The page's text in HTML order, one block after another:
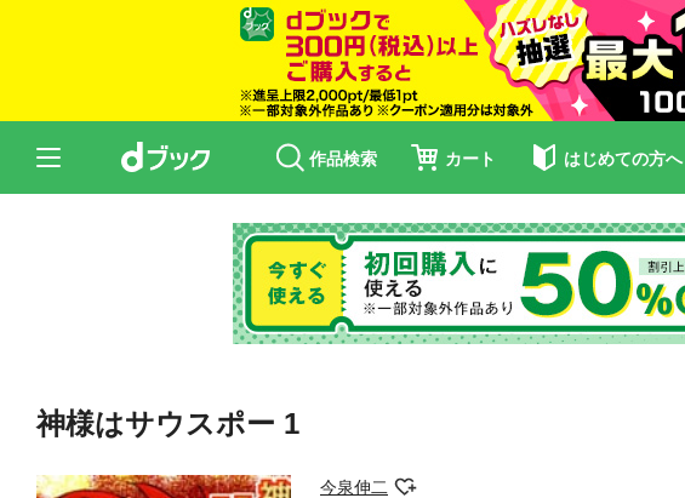
作品検索 カート はじめての方へ
神様はサウスポー 1
今泉伸二